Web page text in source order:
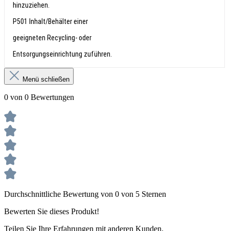
hinzuziehen.
P501 Inhalt/Behälter einer
geeigneten Recycling- oder
Entsorgungseinrichtung zuführen.
Menü schließen
0 von 0 Bewertungen
Durchschnittliche Bewertung von 0 von 5 Sternen
Bewerten Sie dieses Produkt!
Teilen Sie Ihre Erfahrungen mit anderen Kunden.